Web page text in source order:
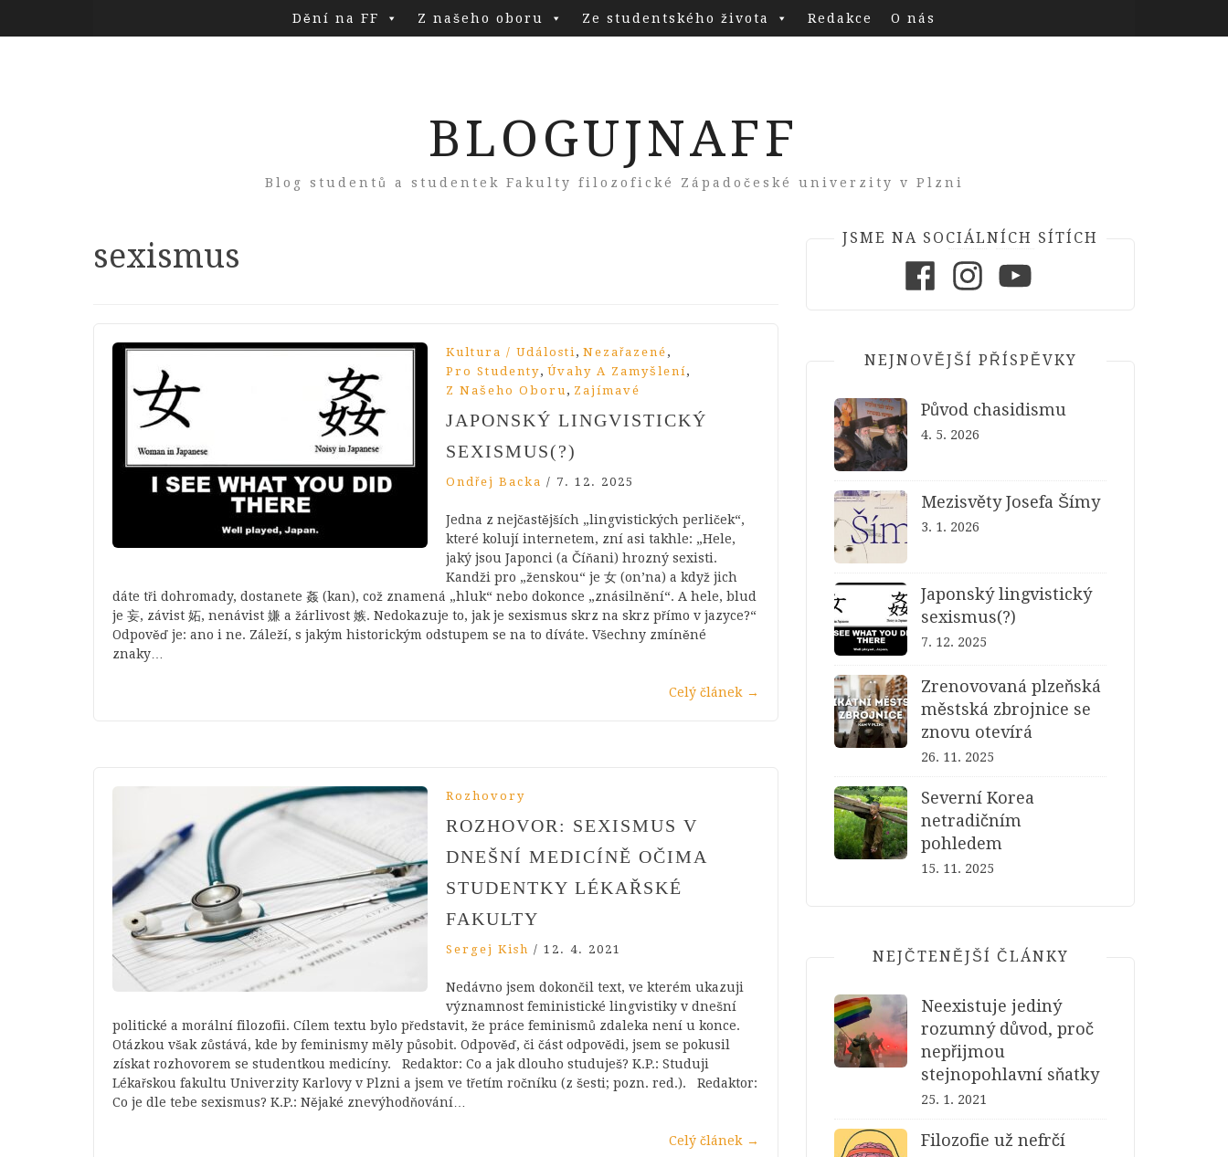
Dění na FF Z našeho oboru Ze studentského života Redakce O nás
BLOGUJNAFF
Blog studentů a studentek Fakulty filozofické Západočeské univerzity v Plzni
Tag:
sexismus
Kultura / Události, Nezařazené ,
Pro Studenty, Úvahy A Zamyšlení,
Z Našeho Oboru, Zajímavé
JAPONSKÝ LINGVISTICKÝ
SEXISMUS(?)
Ondřej Backa / 7. 12. 2025
Jedna z nejčastějších „lingvistických perliček“,
které kolují internetem, zní asi takhle: „Hele,
jaký jsou Japonci (a Číňani) hrozný sexisti.
Kandži pro „ženskou“ je 女 (on’na) a když jich
dáte tři dohromady, dostanete 姦 (kan), což znamená „hluk“ nebo dokonce „znásilnění“. A hele, blud
je 妄, závist 妬, nenávist 嫌 a žárlivost 嫉. Nedokazuje to, jak je sexismus skrz na skrz přímo v jazyce?“
Odpověď je: ano i ne. Záleží, s jakým historickým odstupem se na to díváte. Všechny zmíněné
znaky…
Celý článek →
Rozhovory
ROZHOVOR: SEXISMUS V
DNEŠNÍ MEDICÍNĚ OČIMA
STUDENTKY LÉKAŘSKÉ
FAKULTY
Sergej Kish / 12. 4. 2021
Nedávno jsem dokončil text, ve kterém ukazuji
významnost feministické lingvistiky v dnešní
politické a morální filozofii. Cílem textu bylo představit, že práce feminismů zdaleka není u konce.
Otázkou však zůstává, kde by feminismy měly působit. Odpověď, či část odpovědi, jsem se pokusil
získat rozhovorem se studentkou medicíny. Redaktor: Co a jak dlouho studuješ? K.P.: Studuji
Lékařskou fakultu Univerzity Karlovy v Plzni a jsem ve třetím ročníku (z šesti; pozn. red.). Redaktor:
Co je dle tebe sexismus? K.P.: Nějaké znevýhodňování…
Celý článek →
JSME NA SOCIÁLNÍCH SÍTÍCH
NEJNOVĚJŠÍ PŘÍSPĚVKY
Původ chasidismu
4. 5. 2026
Mezisvěty Josefa Šímy
3. 1. 2026
Japonský lingvistický
sexismus(?)
7. 12. 2025
Zrenovovaná plzeňská
městská zbrojnice se
znovu otevírá
26. 11. 2025
Severní Korea
netradičním
pohledem
15. 11. 2025
NEJČTENĚJŠÍ ČLÁNKY
Neexistuje jediný
rozumný důvod, proč
nepřijmou
stejnopohlavní sňatky
25. 1. 2021
Filozofie už nefrčí